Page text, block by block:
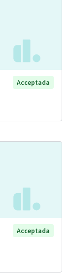
Acceptada
Acceptada